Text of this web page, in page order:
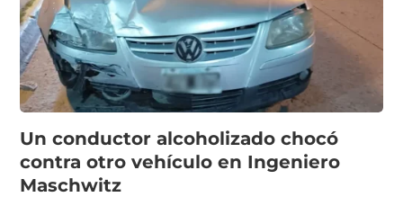
Un conductor alcoholizado chocó
contra otro vehículo en Ingeniero
Maschwitz